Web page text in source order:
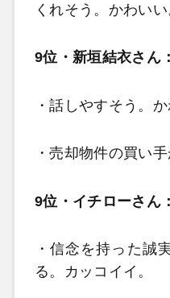
くれそう。かわいい
9位・新垣結衣さん：
・話しやすそう。
・売却物件の買い
9位・イチローさん：
・信念を持った誠
る。カッコイイ。